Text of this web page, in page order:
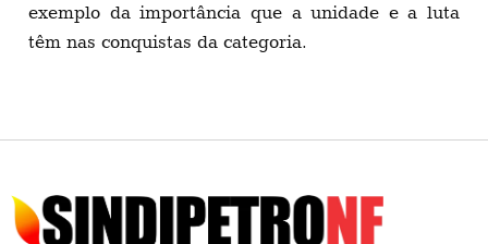
exemplo da importância que a unidade e a luta
têm nas conquistas da categoria.